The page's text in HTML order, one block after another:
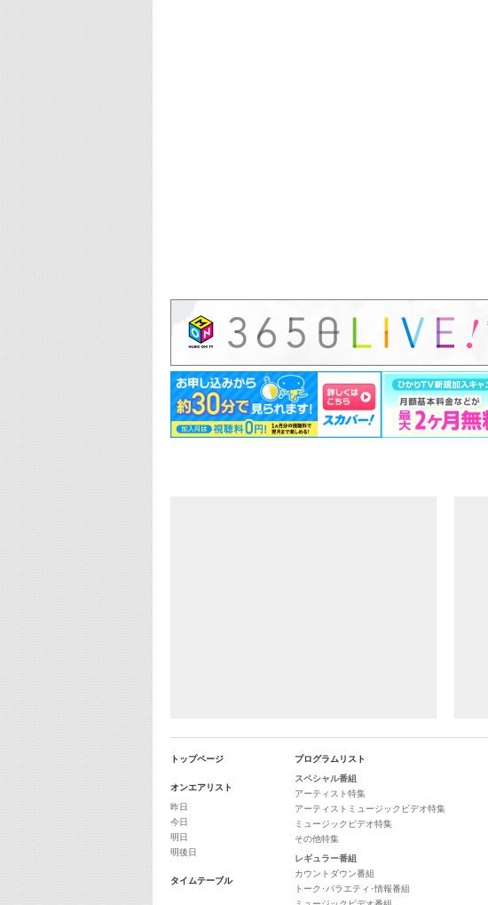
トップページ
オンエアリスト
昨日
今日
明日
明後日
タイムテーブル
プログラムリスト
スペシャル番組
アーティスト特集
アーティストミュージックビデオ特集
ミュージックビデオ特集
その他特集
レギュラー番組
カウントダウン番組
トーク･バラエティ･情報番組